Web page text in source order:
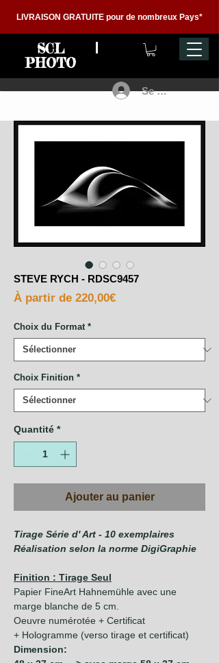
LIVRAISON GRATUITE pour de nombreux Pays*
SCL
PHOTO
Se connecter
STEVE RYCH - RDSC9457
À partir de 220,00€Prix
Choix du Format *
Choix Finition *
Quantité *
Ajouter au panier
Tirage Série d' Art - 10 exemplaires
Réalisation selon la norme DigiGraphie
Finition : Tirage Seul
Papier FineArt Hahnemühle avec une
marge blanche de 5 cm.
Oeuvre numérotée + Certificat
+ Hologramme (verso tirage et certificat)
Dimension: